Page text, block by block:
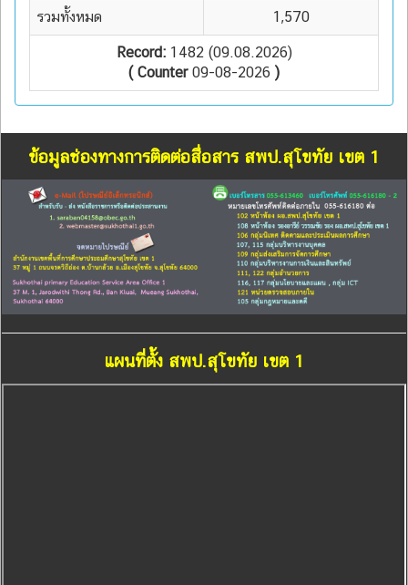
รวมทั้งหมด 1,570
Record:1482 (09.08.2026)
( Counter09-08-2026 )
ข้อมูลช่องทางการติดต่อสื่อสาร สพป.สุโขทัย เขต 1
แผนที่ตั้ง สพป.สุโขทัย เขต 1